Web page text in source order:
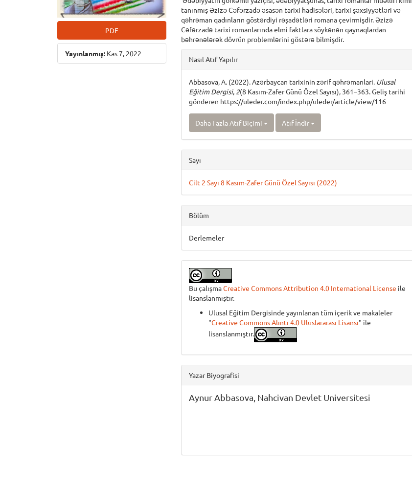
PDF
Yayınlanmış: Kas 7, 2022
tanınmış Əzizə Cəfərzadə əsasən tarixi hadisələri, tarixi şəxsiyyətləri və
qəhrəman qadınların göstərdiyi rəşadətləri romana çevirmişdir. Əzizə
Cəfərzadə tarixi romanlarında elmi faktlara söykənən qaynaqlardan
bəhrənələrək dövrün problemlərini göstərə bilmişdir.
Article
Details
Nasıl Atıf Yapılır
Abbasova, A. (2022). Azərbaycan tarixinin zərif qəhrəmanlari. Ulusal
Eğitim Dergisi, 2(8 Kasım-Zafer Günü Özel Sayısı), 361–363. Geliş tarihi
gönderen https://uleder.com/index.php/uleder/article/view/116
Daha Fazla Atıf Biçimi Atıf İndir
Sayı
Cilt 2 Sayı 8 Kasım-Zafer Günü Özel Sayısı (2022)
Bölüm
Derlemeler
Bu çalışmaCreative Commons Attribution 4.0 International License ile
lisanslanmıştır.
Ulusal Eğitim Dergisinde yayınlanan tüm içerik ve makaleler
"Creative Commons Alıntı 4.0 Uluslararası Lisansı" ile
lisanslanmıştır.
Yazar Biyografisi
Aynur Abbasova, Nahcivan Devlet Universitesi